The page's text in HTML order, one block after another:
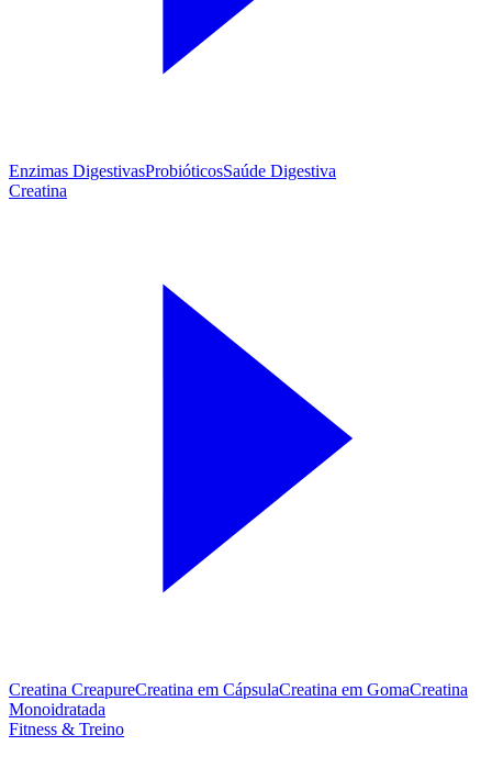
Enzimas DigestivasProbióticosSaúde Digestiva
Creatina
Creatina CreapureCreatina em CápsulaCreatina em GomaCreatina
Monoidratada
Fitness & Treino